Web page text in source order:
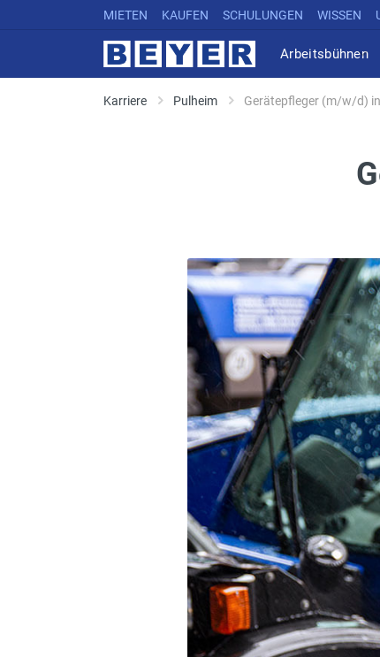
MIETEN KAUFEN SCHULUNGEN WISSEN
Arbeitsbühnen
Karriere Pulheim Gerätepfleger (m/w/d)